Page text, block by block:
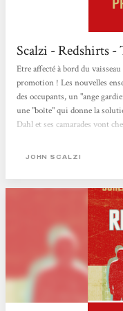
Scalzi - Redshirts -
Etre affecté à bord du
promotion ! Les nouvelles
des occupants, un "ange
une "boîte" qui donne la
Dahl et ses camarades vont
de space-opera connaissent
JOHN SCALZI